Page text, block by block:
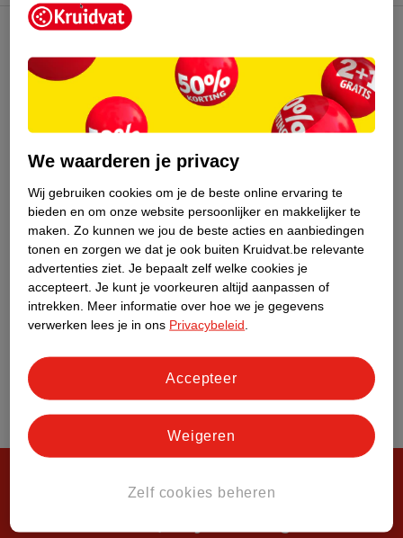
Klantenservice
Steeds verrassend, altijd voordelig!
We waarderen je privacy
Wij gebruiken cookies om je de beste online ervaring te
bieden en om onze website persoonlijker en makkelijker te
maken. Zo kunnen we jou de beste acties en aanbiedingen
tonen en zorgen we dat je ook buiten Kruidvat.be relevante
advertenties ziet. Je bepaalt zelf welke cookies je
accepteert. Je kunt je voorkeuren altijd aanpassen of
intrekken.
Meer informatie over hoe we je gegevens
verwerken lees je in ons Privacybeleid
Zelf cookies beheren
Weigeren
Accepteer